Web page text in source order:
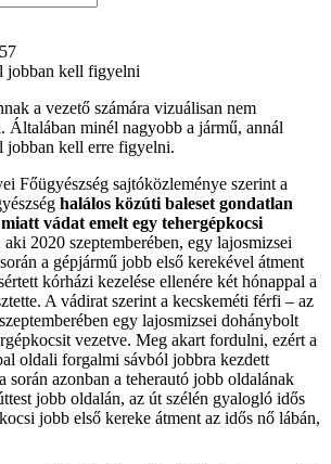
jobban kell figyelni
a vezető számára vizuálisan nem
Általában minél nagyobb a jármű, annál
jobban kell erre figyelni.
Főügyészség sajtóközleménye szerint a
halálos közúti baleset gondatlan
vádat emelt egy tehergépkocsi
aki 2020 szeptemberében, egy lajosmizsei
a gépjármű jobb első kerekével átment
kórházi kezelése ellenére két hónappal a
A vádirat szerint a kecskeméti férfi – az
egy lajosmizsei dohánybolt
vezetve. Meg akart fordulni, ezért a
oldali forgalmi sávból jobbra kezdett
során azonban a teherautó jobb oldalának
jobb oldalán, az út szélén gyalogló idős
jobb első kereke átment az idős nő lábán,